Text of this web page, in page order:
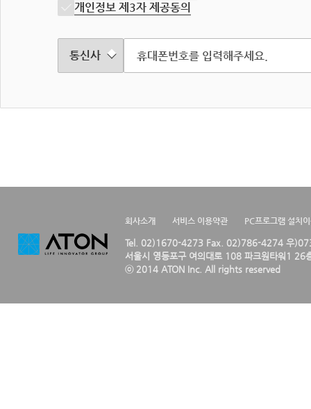
개인정보 제3자 제공동의
회사소개 서비스 이용약관 PC프로그램 설치
Tel. 02)1670-4273 Fax. 02)786-4274 우
서울시 영등포구 여의대로 108 파크원타워1 26
ⓒ 2014 ATON Inc. All rights reserved